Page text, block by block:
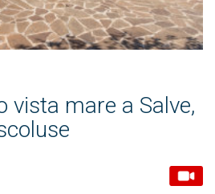
vista mare a Salve,